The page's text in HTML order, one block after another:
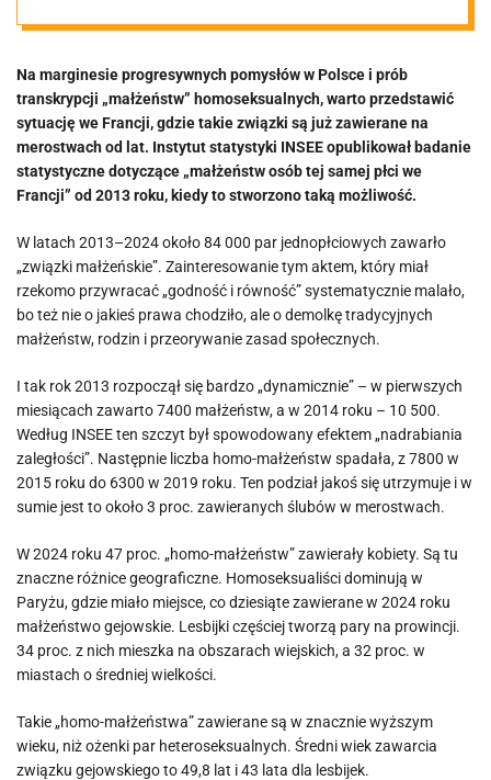
Na marginesie progresywnych pomysłów w Polsce i prób
transkrypcji „małżeństw” homoseksualnych, warto przedstawić
sytuację we Francji, gdzie takie związki są już zawierane na
merostwach od lat. Instytut statystyki INSEE opublikował badanie
statystyczne dotyczące „małżeństw osób tej samej płci we
Francji” od 2013 roku, kiedy to stworzono taką możliwość.
W latach 2013–2024 około 84 000 par jednopłciowych zawarło
„związki małżeńskie”. Zainteresowanie tym aktem, który miał
rzekomo przywracać „godność i równość” systematycznie malało,
bo też nie o jakieś prawa chodziło, ale o demolkę tradycyjnych
małżeństw, rodzin i przeorywanie zasad społecznych.
I tak rok 2013 rozpoczął się bardzo „dynamicznie” – w pierwszych
miesiącach zawarto 7400 małżeństw, a w 2014 roku – 10 500.
Według INSEE ten szczyt był spowodowany efektem „nadrabiania
zaległości”. Następnie liczba homo-małżeństw spadała, z 7800 w
2015 roku do 6300 w 2019 roku. Ten podział jakoś się utrzymuje i w
sumie jest to około 3 proc. zawieranych ślubów w merostwach.
W 2024 roku 47 proc. „homo-małżeństw” zawierały kobiety. Są tu
znaczne różnice geograficzne. Homoseksualiści dominują w
Paryżu, gdzie miało miejsce, co dziesiąte zawierane w 2024 roku
małżeństwo gejowskie. Lesbijki częściej tworzą pary na prowincji.
34 proc. z nich mieszka na obszarach wiejskich, a 32 proc. w
miastach o średniej wielkości.
Takie „homo-małżeństwa” zawierane są w znacznie wyższym
wieku, niż ożenki par heteroseksualnych. Średni wiek zawarcia
związku gejowskiego to 49,8 lat i 43 lata dla lesbijek.